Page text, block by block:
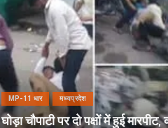
MP-11 धार मध्यप्रदेश
घोड़ा चौपाटी पर दो पक्षों में हुई मारपीट,